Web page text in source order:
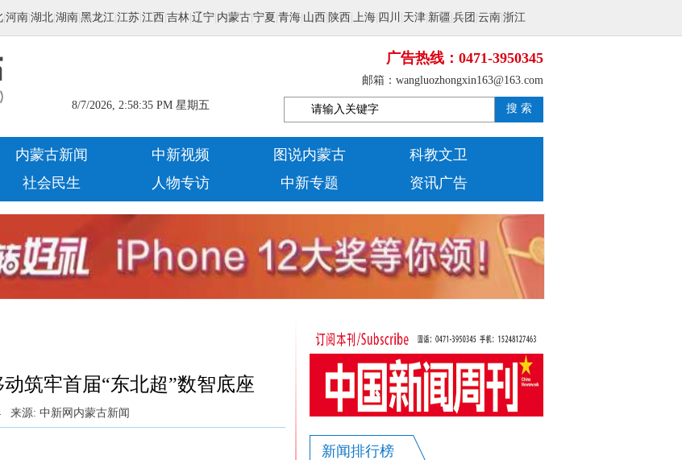
河南 湖北 湖南 黑龙江 江苏 江西 吉林 辽宁 内蒙古 宁夏 青海 山西 陕西 上海 四川 天津 新疆 兵团 云南 浙江
8/7/2026, 2:58:35 PM 星期五
广告热线：0471-3950345
邮箱：wangluozhongxin163@163.com
搜 索
内蒙古新闻 中新视频 图说内蒙古
科教文卫
社会民生 人物专访 中新专题 资讯广告
筑牢首届“东北超”数智底座
来源: 中新网内蒙古新闻
新闻排行榜